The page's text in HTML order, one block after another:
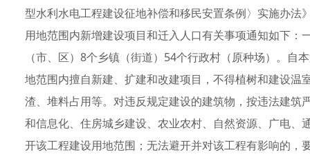
型水利水电工程建设征地补偿和移民安置条例〉实施办
用地范围内新增建设项目和迁入人口有关事项通知如下
（市、区）8个乡镇（街道）54个行政村（原种场）。
地范围内擅自新建、扩建和改建项目，不得植树和建设
渣、堆料占用等。对违反规定建设的建筑物，按违法建
和信息化、住房城乡建设、农业农村、自然资源、广电
开该工程建设用地范围；无法避开并对该工程有影响的